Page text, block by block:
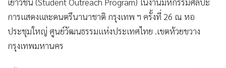
• Motoring
• เกม
• วิทยาศาสตร์
การแสดงและดนตรีนานาชาติ กรุงเทพ ฯ ครั้งที่ 26 ณ หอ
ประชุมใหญ่ ศูนย์วัฒนธรรมแห่งประเทศไทย .เขตห้วยขวาง
กรุงเทพมหานคร